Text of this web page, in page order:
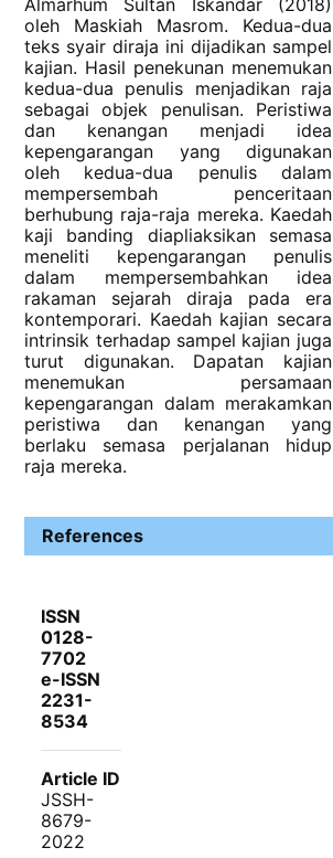
Almarhum Sultan Iskandar (2018)
oleh Maskiah Masrom. Kedua-dua
teks syair diraja ini dijadikan sampel
kajian. Hasil penekunan menemukan
kedua-dua penulis menjadikan raja
sebagai objek penulisan. Peristiwa
dan kenangan menjadi idea
kepengarangan yang digunakan
oleh kedua-dua penulis dalam
mempersembah penceritaan
berhubung raja-raja mereka. Kaedah
kaji banding diapliaksikan semasa
meneliti kepengarangan penulis
dalam mempersembahkan idea
rakaman sejarah diraja pada era
kontemporari. Kaedah kajian secara
intrinsik terhadap sampel kajian juga
turut digunakan. Dapatan kajian
menemukan persamaan
kepengarangan dalam merakamkan
peristiwa dan kenangan yang
berlaku semasa perjalanan hidup
raja mereka.
References
ISSN
0128-
7702
e-ISSN
2231-
8534
Article ID
JSSH-
8679-
2022